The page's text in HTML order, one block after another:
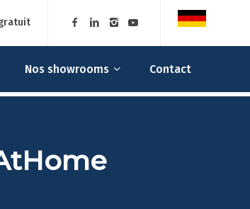
Nos showrooms Contact